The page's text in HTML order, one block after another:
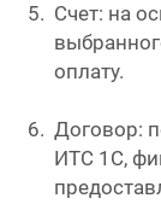
Счет: на
оплату.
Договор:
ИТС 1С,